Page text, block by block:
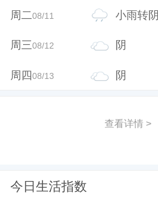
周二08/11 小雨转阴
周三08/12 阴
周四08/13 阴
查看详情 >
今日生活指数